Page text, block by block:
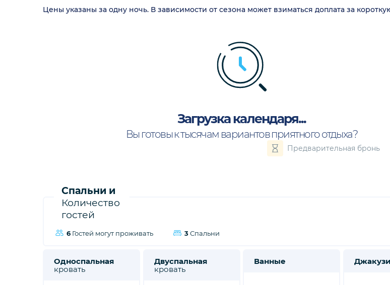
Цены указаны за одну ночь. В зависимости от сезона может взиматься доплата за
Загрузка календаря...
Вы готовы к тысячам вариантов приятного отдыха?
Предварительная бронь
Спальни и
Количество
гостей
6 Гостей могут проживать 3Спальни
Односпальная
кровать
Двуспальная
кровать
Ванные Джакузи